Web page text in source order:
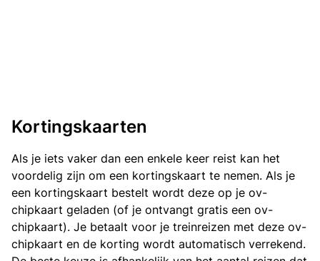
Kortingskaarten
Als je iets vaker dan een enkele keer reist kan het
voordelig zijn om een kortingskaart te nemen. Als je
een kortingskaart bestelt wordt deze op je ov-
chipkaart geladen (of je ontvangt gratis een ov-
chipkaart). Je betaalt voor je treinreizen met deze ov-
chipkaart en de korting wordt automatisch verrekend.